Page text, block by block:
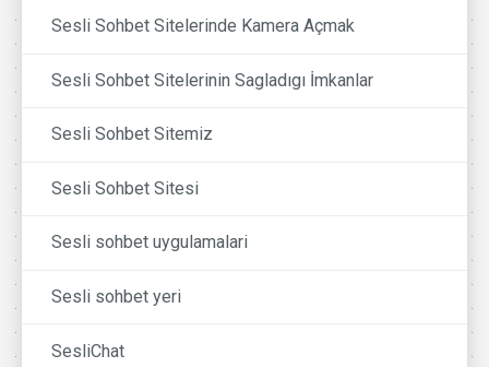
Sesli Sohbet Sitelerinde Kamera Açmak
Sesli Sohbet Sitelerinin Sagladıgı İmkanlar
Sesli Sohbet Sitemiz
Sesli Sohbet Sitesi
Sesli sohbet uygulamalari
Sesli sohbet yeri
SesliChat